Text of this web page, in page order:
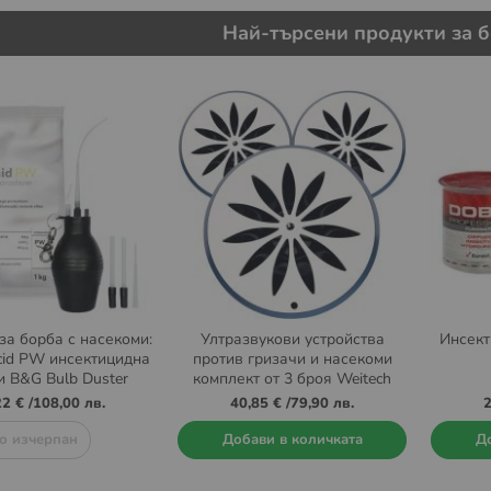
Най-търсени продукти за
борба с насекоми:
PW инсектицидна
B&G Bulb Duster
прашилка
€ /108,00 лв.
изчерпан
Ултразвукови устройства
против гризачи и насекоми
комплект от 3 броя Weitech
WK-3523
40,85 € /79,90 лв.
Добави в количката